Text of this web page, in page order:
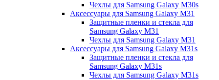
Чехлы для Samsung Galaxy M30s
Аксессуары для Samsung Galaxy M31
Защитные пленки и стекла для
Samsung Galaxy M31
Чехлы для Samsung Galaxy M31
Аксессуары для Samsung Galaxy M31s
Защитные пленки и стекла для
Samsung Galaxy M31s
Чехлы для Samsung Galaxy M31s